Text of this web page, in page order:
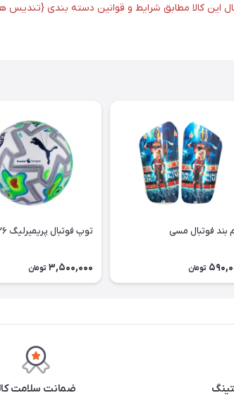
این کالا مطابق شرایط و قوانین دسته بندی {تندیس
بند فوتبال مسی
تومان
توپ فوتبال پریمیرلیگ ۲۰۲۶
3,500,000 تومان
ضمانت سلامت